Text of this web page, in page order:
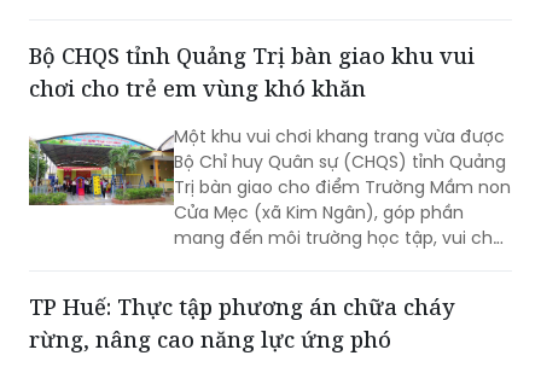
dự có các thành viên Ban Thường trực
Ủy ban MTTQ Việt Nam tỉnh.
Bộ CHQS tỉnh Quảng Trị bàn giao khu vui
chơi cho trẻ em vùng khó khăn
Một khu vui chơi khang trang vừa được
Bộ Chỉ huy Quân sự (CHQS) tỉnh Quảng
Trị bàn giao cho điểm Trường Mầm non
Cửa Mẹc (xã Kim Ngân), góp phần
mang đến môi trường học tập, vui chơi
TP Huế: Thực tập phương án chữa cháy
rừng, nâng cao năng lực ứng phó